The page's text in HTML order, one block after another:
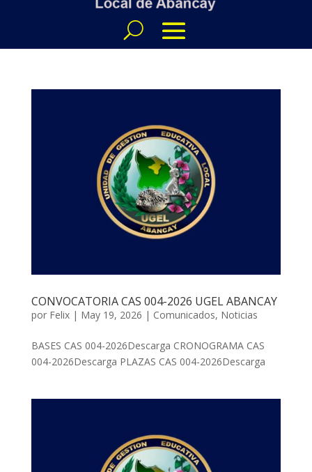
CONVOCATORIA CAS 004-2026 UGEL ABANCAY
por Felix| May 19, 2026 | Comunicados, Noticias
BASES CAS 004-2026Descarga CRONOGRAMA CAS
004-2026Descarga PLAZAS CAS 004-2026Descarga